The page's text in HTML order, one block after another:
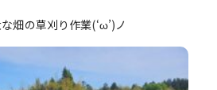
畑の草刈り作業(‘ω’)ノ